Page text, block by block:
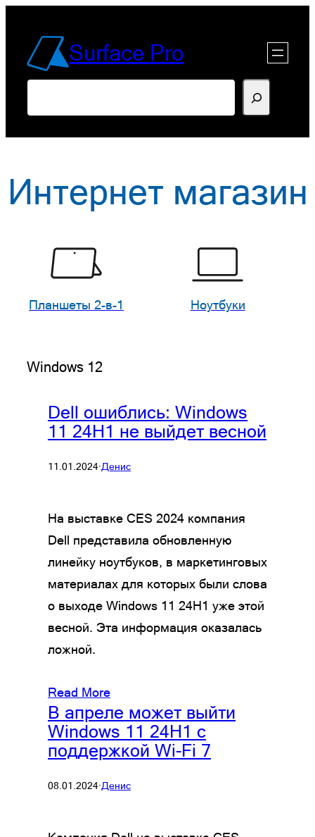
содержимомуSurface Pro
Интернет магазин
Планшеты 2-в-1 Ноутбуки
Windows 12
Dell ошиблись: Windows
11 24H1 не выйдет весной
11.01.2024·Денис
На выставке CES 2024 компания
Dell представила обновленную
линейку ноутбуков, в маркетинговых
материалах для которых были слова
о выходе Windows 11 24H1 уже этой
весной. Эта информация оказалась
ложной.
Read More
В апреле может выйти
Windows 11 24H1 с
поддержкой Wi-Fi 7
08.01.2024·Денис